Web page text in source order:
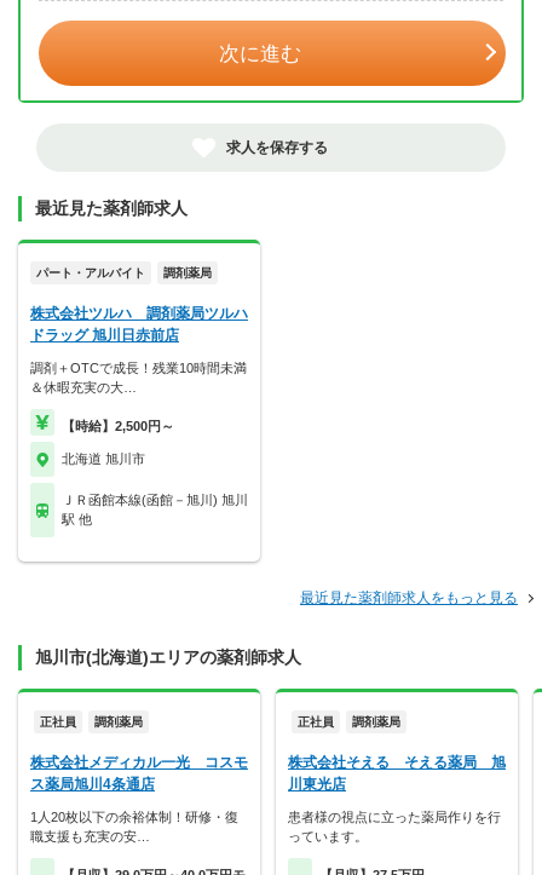
次に進む
求人を保存する
最近見た薬剤師求人
パート・アルバイト 調剤薬局
株式会社ツルハ 調剤薬局ツルハ
ドラッグ 旭川日赤前店
調剤＋OTCで成長！残業10時間未満
＆休暇充実の大…
【時給】2,500円～
北海道 旭川市
ＪＲ函館本線(函館－旭川) 旭川
駅 他
最近見た薬剤師求人をもっと見る
旭川市(北海道)エリアの薬剤師求人
正社員 調剤薬局
株式会社メディカル一光 コスモ
ス薬局旭川4条通店
1人20枚以下の余裕体制！研修・復
職支援も充実の安…
正社員 調剤薬局
株式会社そえる そえる薬局 旭
川東光店
患者様の視点に立った薬局作りを行
っています。